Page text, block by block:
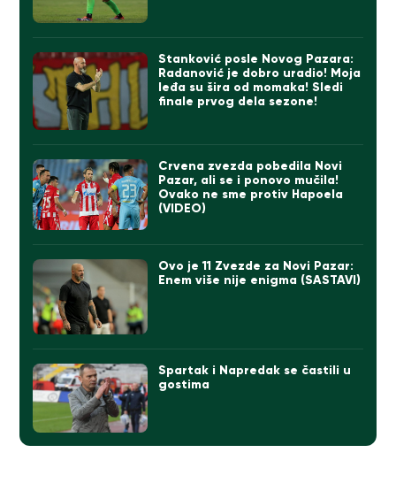
Stanković posle Novog Pazara:
Radanović je dobro uradio! Moja
leđa su šira od momaka! Sledi
finale prvog dela sezone!
Crvena zvezda pobedila Novi
Pazar, ali se i ponovo mučila!
Ovako ne sme protiv Hapoela
(VIDEO)
Ovo je 11 Zvezde za Novi Pazar:
Enem više nije enigma (SASTAVI)
Spartak i Napredak se častili u
gostima